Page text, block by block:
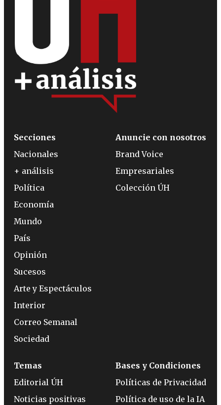
Secciones
Nacionales
+ análisis
Política
Economía
Mundo
País
Opinión
Sucesos
Arte y Espectáculos
Interior
Correo Semanal
Sociedad
Anuncie con nosotros
Brand Voice
Empresariales
Colección ÚH
Temas
Editorial ÚH
Noticias positivas
Bases y Condiciones
Políticas de Privacidad
Política de uso de la IA